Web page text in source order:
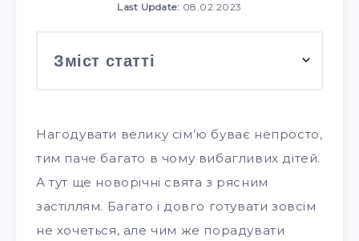
Last Update: 08.02.2023
Зміст статті
Нагодувати велику сім’ю буває непросто,
тим паче багато в чому вибагливих дітей.
А тут ще новорічні свята з рясним
застіллям. Багато і довго готувати зовсім
не хочеться, але чим же порадувати